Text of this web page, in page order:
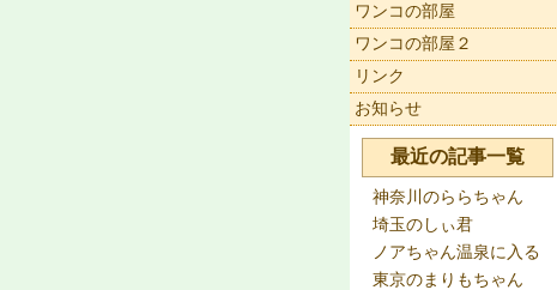
ワンコの部屋
ワンコの部屋２
リンク
お知らせ
最近の記事一覧
神奈川のららちゃん
埼玉のしぃ君
ノアちゃん温泉に入る
東京のまりもちゃん